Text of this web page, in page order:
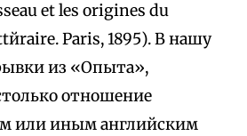
et les origines du
Paris, 1895). В нашу
из «Опыта»,
отношение
или иным английским